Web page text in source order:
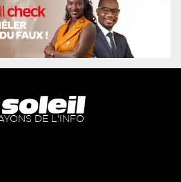
DE L'INFO